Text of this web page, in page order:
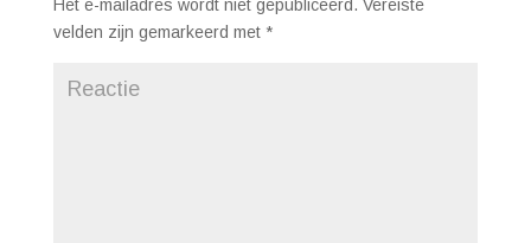
Het e-mailadres wordt niet gepubliceerd. Vereiste
velden zijn gemarkeerd met *